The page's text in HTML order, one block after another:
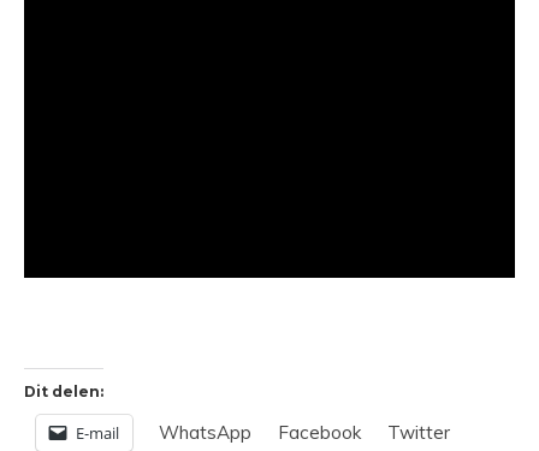
Dit delen:
E-mail WhatsApp Facebook Twitter